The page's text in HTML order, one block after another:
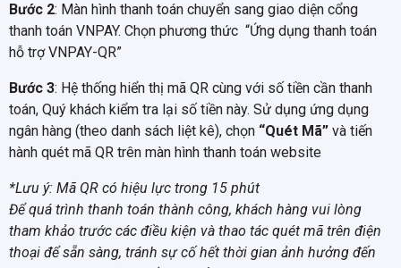
Bước 2: Màn hình thanh toán chuyển sang giao diện cổng
thanh toán VNPAY. Chọn phương thức “Ứng dụng thanh toán
hỗ trợ VNPAY-QR”
Bước 3: Hệ thống hiển thị mã QR cùng với số tiền cần thanh
toán, Quý khách kiểm tra lại số tiền này. Sử dụng ứng dụng
ngân hàng (theo danh sách liệt kê), chọn “Quét Mã” và tiến
hành quét mã QR trên màn hình thanh toán website
*Lưu ý: Mã QR có hiệu lực trong 15 phút
Để quá trình thanh toán thành công, khách hàng vui lòng
tham khảo trước các điều kiện và thao tác quét mã trên điện
thoại để sẵn sàng, tránh sự cố hết thời gian ảnh hưởng đến